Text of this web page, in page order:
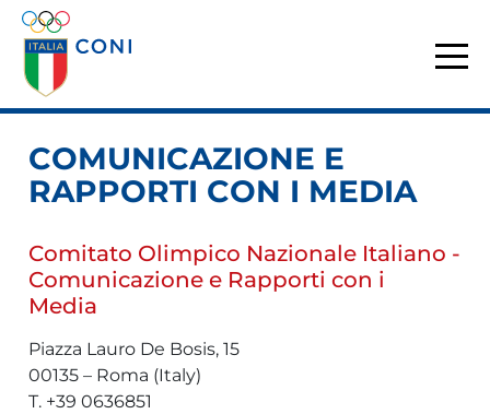
COMUNICAZIONE E
RAPPORTI CON I MEDIA
Comitato Olimpico Nazionale Italiano -
Comunicazione e Rapporti con i
Media
Piazza Lauro De Bosis, 15
00135 – Roma (Italy)
T. +39 0636851